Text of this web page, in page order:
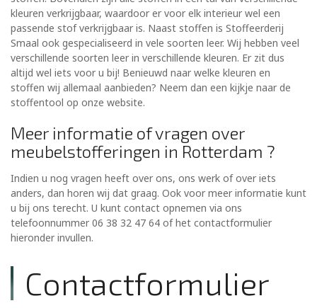
kleuren verkrijgbaar, waardoor er voor elk interieur wel een
passende stof verkrijgbaar is. Naast stoffen is Stoffeerderij
Smaal ook gespecialiseerd in vele soorten leer. Wij hebben veel
verschillende soorten leer in verschillende kleuren. Er zit dus
altijd wel iets voor u bij! Benieuwd naar welke kleuren en
stoffen wij allemaal aanbieden? Neem dan een kijkje naar de
stoffentool op onze website.
Meer informatie of vragen over
meubelstofferingen in Rotterdam ?
Indien u nog vragen heeft over ons, ons werk of over iets
anders, dan horen wij dat graag. Ook voor meer informatie kunt
u bij ons terecht. U kunt contact opnemen via ons
telefoonnummer 06 38 32 47 64 of het contactformulier
hieronder invullen.
Contactformulier